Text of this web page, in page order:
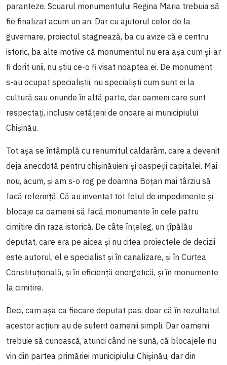
paranteze. Scuarul monumentului Regina Maria trebuia să
fie finalizat acum un an. Dar cu ajutorul celor de la
guvernare, proiectul stagnează, ba cu avize că e centru
istoric, ba alte motive că monumentul nu era așa cum și-ar
fi dorit unii, nu știu ce-o fi visat noaptea ei. De monument
s-au ocupat specialiștii, nu specialiști cum sunt ei la
cultură sau oriunde în altă parte, dar oameni care sunt
respectați, inclusiv cetățeni de onoare ai municipiului
Chișinău.
Tot așa se întâmplă cu renumitul caldarâm, care a devenit
deja anecdotă pentru chișinăuieni și oaspeții capitalei. Mai
nou, acum, și am s-o rog pe doamna Boțan mai târziu să
facă referință. Că au inventat tot felul de impedimente și
blocaje ca oamenii să facă monumente în cele patru
cimitire din raza istorică. De câte înțeleg, un țîpălău
deputat, care era pe aicea și nu citea proiectele de decizii
este autorul, el e specialist și în canalizare, și în Curtea
Constituțională, și în eficiență energetică, și în monumente
la cimitire.
Deci, cam așa ca fiecare deputat pas, doar că în rezultatul
acestor acțiuni au de suferit oamenii simpli. Dar oamenii
trebuie să cunoască, atunci când ne sună, că blocajele nu
vin din partea primăriei municipiului Chișinău, dar din